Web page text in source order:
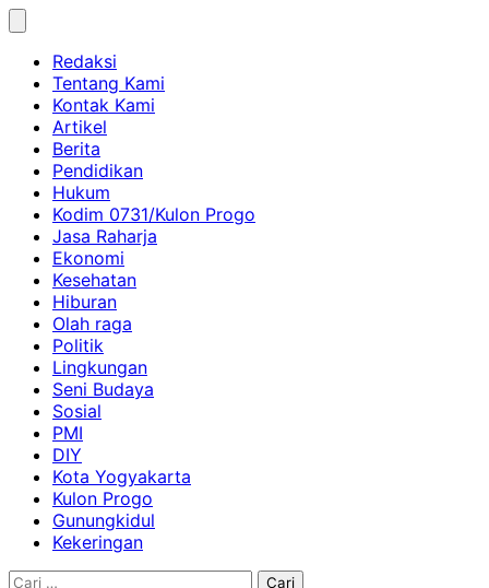
Skip
contentRedaksi
Tentang Kami
Kontak Kami
Artikel
Berita
Pendidikan
Hukum
Kodim 0731/Kulon Progo
Jasa Raharja
Ekonomi
Kesehatan
Hiburan
Olah raga
Politik
Lingkungan
Seni Budaya
Sosial
PMI
DIY
Kota Yogyakarta
Kulon Progo
Gunungkidul
Kekeringan
Cari